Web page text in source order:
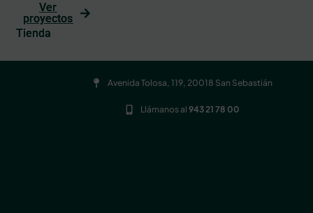
Ver
proyectos
Tienda
Avenida Tolosa, 119, 20018 San Sebastián
Llámanos al 943 21 78 00